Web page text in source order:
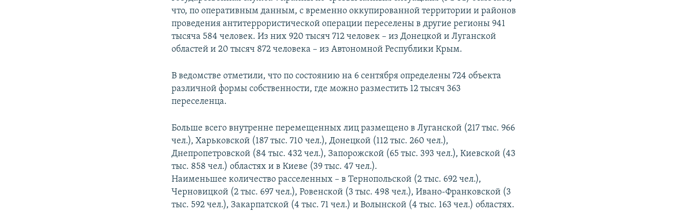
что, по оперативным данным, с временно оккупированной территории и районов
проведения антитеррористической операции переселены в другие регионы 941
тысяча 584 человек. Из них 920 тысяч 712 человек – из Донецкой и Луганской
областей и 20 тысяч 872 человека – из Автономной Республики Крым.
В ведомстве отметили, что по состоянию на 6 сентября определены 724 объекта
различной формы собственности, где можно разместить 12 тысяч 363
переселенца.
Больше всего внутренне перемещенных лиц размещено в Луганской (217 тыс. 966
чел.), Харьковской (187 тыс. 710 чел.), Донецкой (112 тыс. 260 чел.),
Днепропетровской (84 тыс. 432 чел.), Запорожской (65 тыс. 393 чел.), Киевской (43
тыс. 858 чел.) областях и в Киеве (39 тыс. 47 чел.).
Наименьшее количество расселенных – в Тернопольской (2 тыс. 692 чел.),
Черновицкой (2 тыс. 697 чел.), Ровенской (3 тыс. 498 чел.), Ивано-Франковской (3
тыс. 592 чел.), Закарпатской (4 тыс. 71 чел.) и Волынской (4 тыс. 163 чел.) областях.